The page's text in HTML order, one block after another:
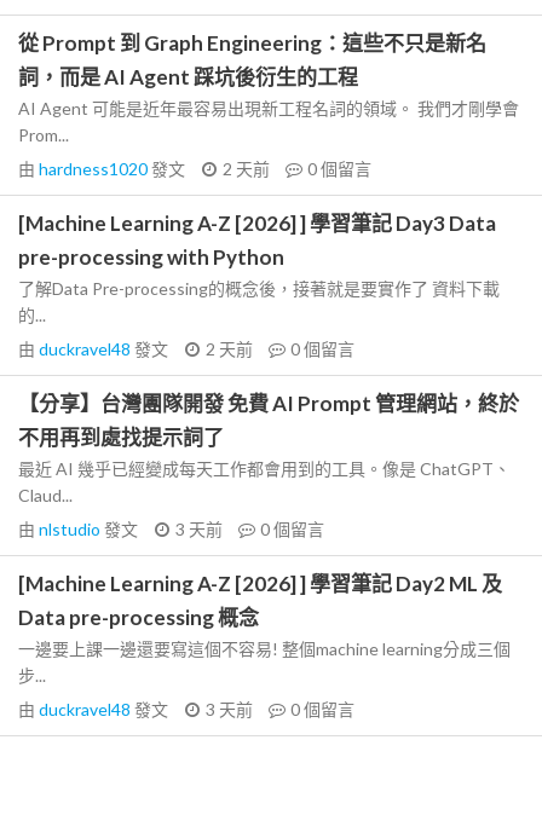
從 Prompt 到 Graph Engineering：這些不只是新名
詞，而是 AI Agent 踩坑後衍生的工程
AI Agent 可能是近年最容易出現新工程名詞的領域。 我們才剛學會
Prom...
由 hardness1020發文 2 天前 0個留言
[Machine Learning A-Z [2026] ] 學習筆記 Day3 Data
pre-processing with Python
了解Data Pre-processing的概念後，接著就是要實作了 資料下載
的...
由 duckravel48 發文 2 天前 0個留言
【分享】台灣團隊開發 免費 AI Prompt 管理網站，終於
不用再到處找提示詞了
最近 AI 幾乎已經變成每天工作都會用到的工具。像是 ChatGPT、
Claud...
由 nlstudio 發文 3 天前 0個留言
[Machine Learning A-Z [2026] ] 學習筆記 Day2 ML 及
Data pre-processing 概念
一邊要上課一邊還要寫這個不容易! 整個machine learning分成三個
步...
由 duckravel48 發文 3 天前 0個留言